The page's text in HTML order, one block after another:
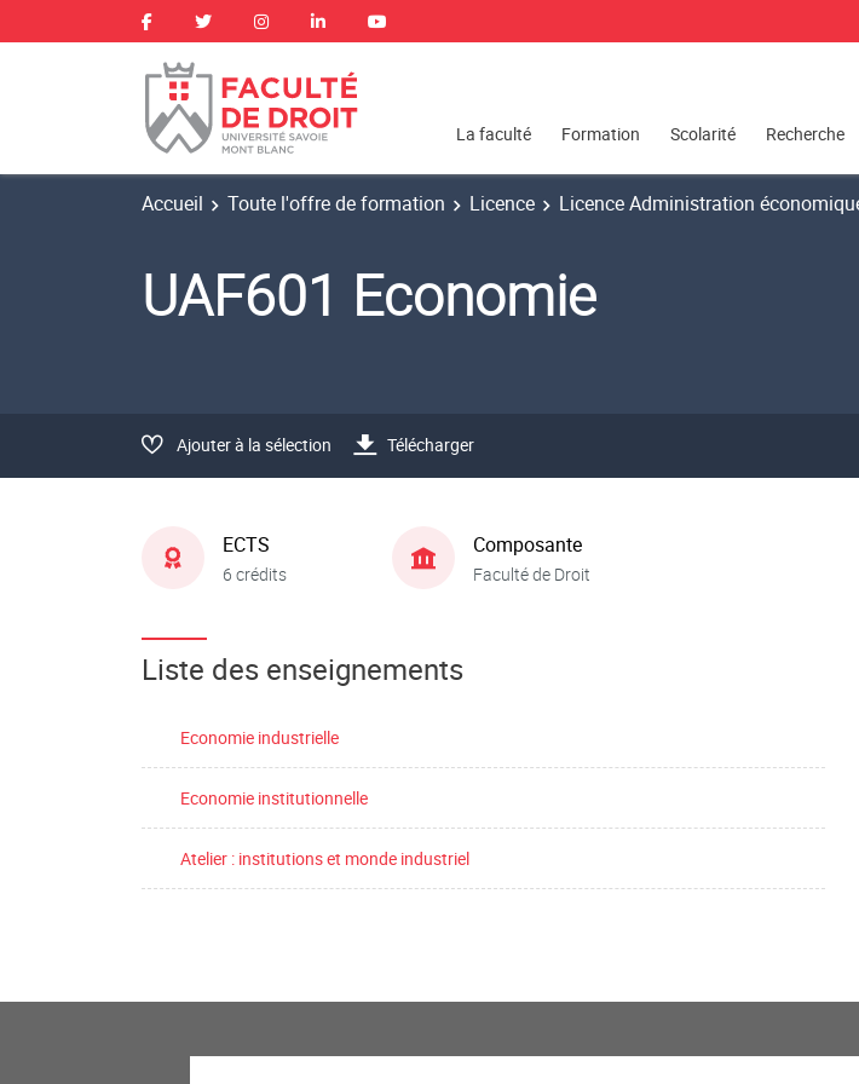
La faculté Formation Scolarité Recherche
Accueil Toute l'offre de formation Licence Licence Administration
UAF601 Economie
Ajouter à la sélection Télécharger
ECTS
6 crédits
Composante
Faculté de Droit
Liste des enseignements
Economie industrielle
Economie institutionnelle
Atelier : institutions et monde industriel